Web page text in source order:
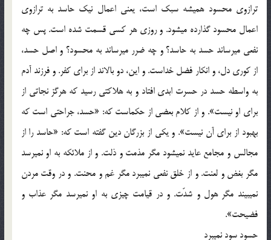
ترازوي محسود هميشه سبك است، يعني اعمال نيك حاسد به ترازوي
اعمال محسود گذارده مي‏شود. و روزي هر كسي قسمت شده است. پس چه
نفعي مي‏رساند حسد به حاسد؟ و چه ضرر مي‏رساند به محسود؟ و اصل حسد،
از كوري دل، و انكار فضل خداست. و اين، دو بال‏اند از براي كفر. و فرزند آدم
به واسطه حسد در حسرت ابدي افتاد و به هلاكتي رسيد كه هرگز نجاتي از
براي او نيست». و از كلام بعضي از حكماست كه: «حسد، جراحتي است كه
بهبود از براي آن نيست». و يكي از بزرگان دين گفته است كه: «حاسد را از
مجالس و مجامع عايد نمي‏شود مگر مذمت و ذلت. و از ملائكه به او نمي‏رسد
مگر بغض و لعنت. و از خلق نفعي نمي‏برد مگر غم و محنت. و در وقت مردن
نمي‏بيند مگر هول و شدّت. و در قيامت چيزي به او نمي‏رسد مگر عذاب و
فضيحت».
حسود سود نمي‏برد